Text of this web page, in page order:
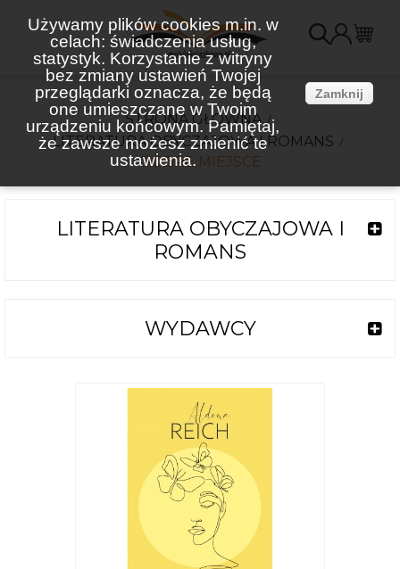
Używamy plików cookies m.in. w
celach: świadczenia usług,
statystyk. Korzystanie z witryny
bez zmiany ustawień Twojej
przeglądarki oznacza, że będą
one umieszczane w Twoim
urządzeniu końcowym. Pamiętaj,
że zawsze możesz zmienić te
ustawienia.
Zamknij
STRONA GŁÓWNA
LITERATURA OBYCZAJOWA I ROMANS
DOBRE MIEJSCE
LITERATURA OBYCZAJOWA I
ROMANS
WYDAWCY